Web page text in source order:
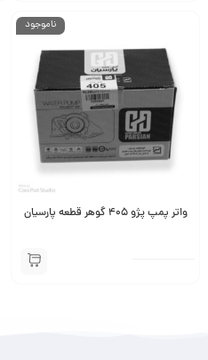
ناموجود
واتر پمپ پژو 405 گوهر قطعه پارسیان